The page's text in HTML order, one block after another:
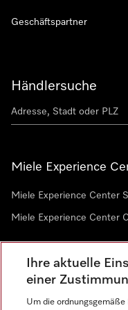
Händlersuche
Miele Experience
Miele Experience Center
Miele Experience Center
Newsletter
Geschäftspartner
Ihre aktuelle
einer
Um die